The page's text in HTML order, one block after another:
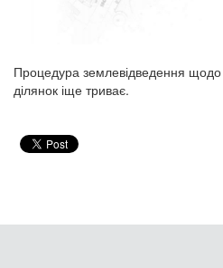
Процедура землевідведення
ділянок іще триває.